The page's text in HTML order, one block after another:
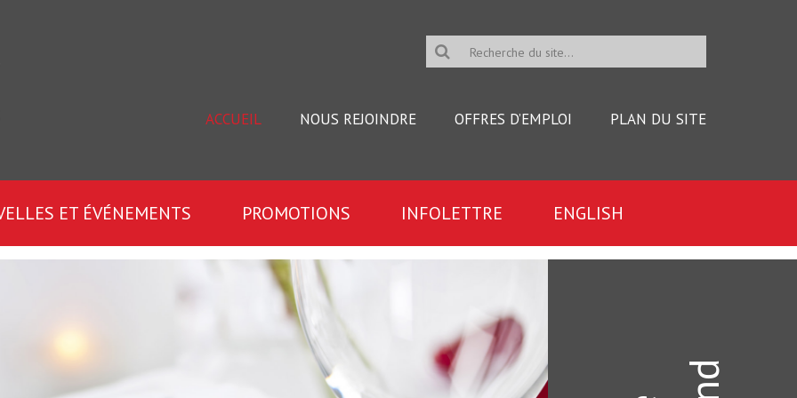
h
s
i
ACCUEIL NOUS REJOINDRE OFFRES D’EMPLOI PLAN DU SITE
ET ÉVÉNEMENTS PROMOTIONS INFOLETTRE ENGLISH